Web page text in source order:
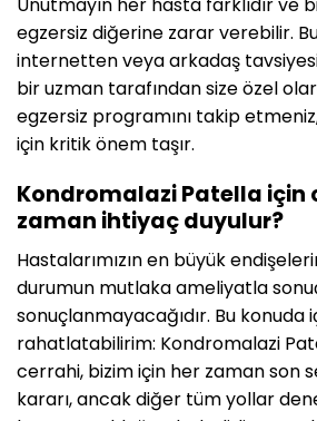
Unutmayın her hasta farklıdır ve
egzersiz diğerine zarar verebilir.
internetten veya arkadaş
bir uzman tarafından size özel
egzersiz programını takip
için kritik önem taşır.
Kondromalazi Patella için
zaman ihtiyaç duyulur?
Hastalarımızın en büyük
durumun mutlaka ameliyatla
sonuçlanmayacağıdır. Bu konuda
rahatlatabilirim: Kondromalazi
cerrahi, bizim için her zaman son
kararı, ancak diğer tüm yollar